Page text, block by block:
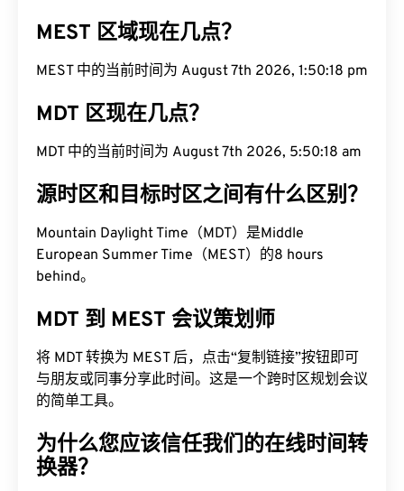
MEST 区域现在几点？
MEST 中的当前时间为 August 7th 2026, 1:50:19 pm
MDT 区现在几点？
MDT 中的当前时间为 August 7th 2026, 5:50:19 am
源时区和目标时区之间有什么区别？
Mountain Daylight Time（MDT）是Middle
European Summer Time（MEST）的8 hours
behind。
MDT 到 MEST 会议策划师
将 MDT 转换为 MEST 后，点击“复制链接”按钮即可
与朋友或同事分享此时间。这是一个跨时区规划会议
的简单工具。
为什么您应该信任我们的在线时间转
换器？